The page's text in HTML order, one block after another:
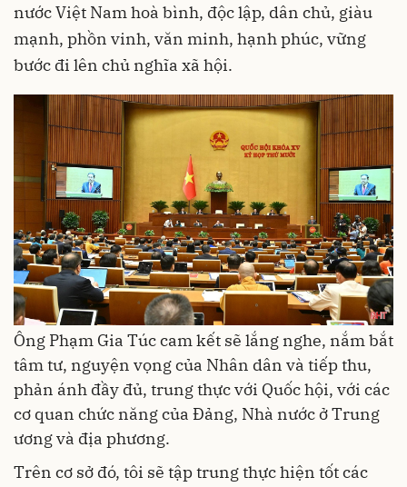
nước Việt Nam hoà bình, độc lập, dân chủ, giàu
mạnh, phồn vinh, văn minh, hạnh phúc, vững
bước đi lên chủ nghĩa xã hội.
Ông Phạm Gia Túc cam kết sẽ lắng nghe, nắm bắt
tâm tư, nguyện vọng của Nhân dân và tiếp thu,
phản ánh đầy đủ, trung thực với Quốc hội, với các
cơ quan chức năng của Đảng, Nhà nước ở Trung
ương và địa phương.
Trên cơ sở đó, tôi sẽ tập trung thực hiện tốt các